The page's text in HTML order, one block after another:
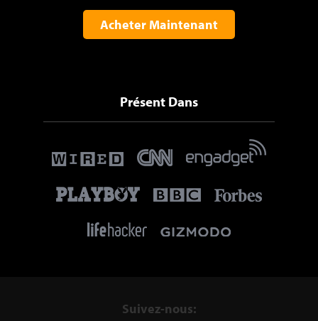
Acheter Maintenant
Présent Dans
Suivez-nous: